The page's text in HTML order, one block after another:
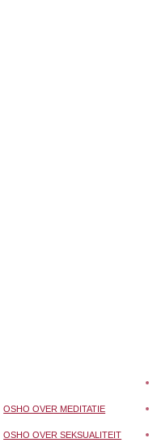
OSHO OVER MEDITATIE
OSHO OVER SEKSUALITEIT